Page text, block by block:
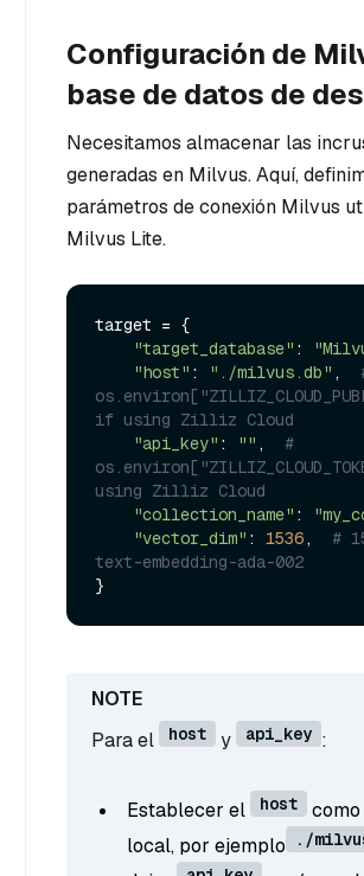
Configuración de
base de datos de
Necesitamos almacenar las
generadas en Milvus. Aquí,
parámetros de conexión Milvus
Milvus Lite.
target = {
"target_database" :
"host" : "./milvus.db" ,
if using Zilliz Cloud
"api_key" : "" , #
using Zilliz Cloud
"collection_name" :
"vector_dim" : 1536, #
text-embedding-ada-002
Para el host y api_key :
Establecer el host
local, por ejemplo
./